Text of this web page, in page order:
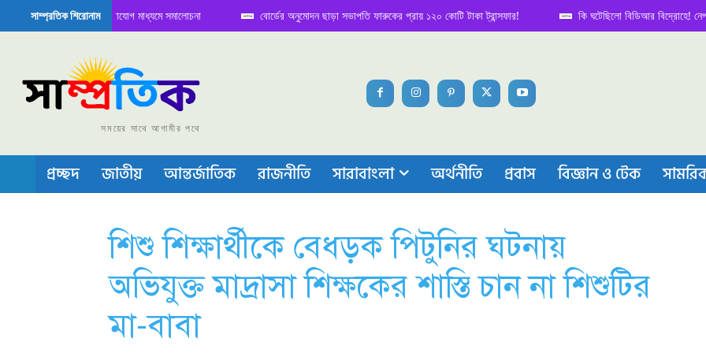
সাম্প্রতিক শিরোনাম
নিয়ে সামাজিক যোগাযোগ মাধ্যমে সমালোচনা বোর্ডের অনুমোদন ছাড়া সভাপতি ফারুকের প্রায় ১২০ কোটি টাকা ট্রান্সফার! কি ঘটেছিলো বিডিআর বিদ্রোহে! নেপথ্য
বা চীপ তৈরিতে নিজের শক্ত অবস্থান জানান দিচ্ছে চীন
সময়ের সাথে আগামীর পথে
প্রচ্ছদ জাতীয় আন্তর্জাতিক রাজনীতি সারাবাংলা অর্থনীতি প্রবাস বিজ্ঞান ও টেক
শিশু শিক্ষার্থীকে বেধড়ক পিটুনির ঘটনায়
অভিযুক্ত মাদ্রাসা শিক্ষকের শাস্তি চান না শিশুটির
মা-বাবা